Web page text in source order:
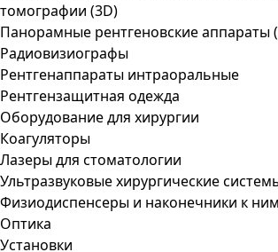
томографии (3D)
Панорамные рентгеновские аппараты
Радиовизиографы
Рентгенаппараты интраоральные
Рентгензащитная одежда
Оборудование для хирургии
Коагуляторы
Лазеры для стоматологии
Ультразвуковые хирургические
Физиодиспенсеры и наконечники к ним
Оптика
Установки